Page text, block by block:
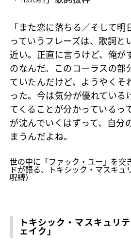
「また恋に落ちる／そして明
っていうフレーズは、歌詞と
近い。正直に言うけど、俺が
のなんだ。このコーラスの部
ていたんだけど、ようやくそ
った。今は気分が優れている
てくることが分かっているっ
が沈んでいくはずって、自分
まうんだよね。
世の中に「ファック・ユー」を突
ドが語る、トキシック・マスキュ
呪縛）
トキシック・マスキュリ
ェイク」